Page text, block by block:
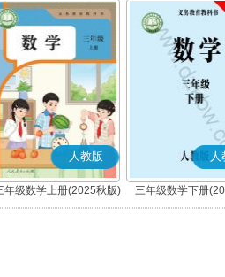
人教版
年级数学上册(2025秋版)
人
三年级数学下册